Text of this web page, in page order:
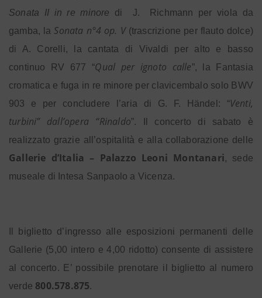
Sonata II in re minore di J.
Richmann per viola da
gamba, la Sonata n°4 op. V(trascrizione per flauto dolce)
di A. Corelli, la cantata di Vivaldi per alto e basso
continuo RV 677 “Qual per ignoto calle”, la Fantasia
cromatica e fuga in re minore per clavicembalo solo BWV
903 e per concludere l’aria di G. F. Händel: “Venti,
turbini” dall’opera “Rinaldo”.
Il concerto di sabato è
realizzato grazie all’ospitalità e alla collaborazione delle
Gallerie d’Italia – Palazzo Leoni Montanari, sede
museale di Intesa Sanpaolo a Vicenza.
Il biglietto d’ingresso alle esposizioni permanenti delle
Gallerie (5,00 intero e 4,00 ridotto) consente di assistere
al concerto. E’ possibile prenotare il biglietto al numero
verde 800.578.875.